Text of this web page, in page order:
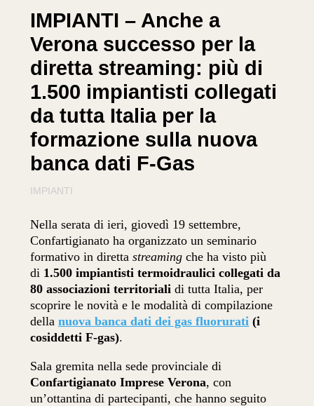
IMPIANTI – Anche a
Verona successo per la
diretta streaming: più di
1.500 impiantisti collegati
da tutta Italia per la
formazione sulla nuova
banca dati F-Gas
IMPIANTI
Nella serata di ieri, giovedì 19 settembre,
Confartigianato ha organizzato un seminario
formativo in direttastreaming che ha visto più
di 1.500 impiantisti termoidraulici collegati da
80 associazioni territorialidi tutta Italia, per
scoprire le novità e le modalità di compilazione
dellanuova banca dati dei gas fluorurati (i
cosiddetti F-gas).
Sala gremita nella sede provinciale di
Confartigianato Imprese Verona, con
un’ottantina di partecipanti, che hanno seguito